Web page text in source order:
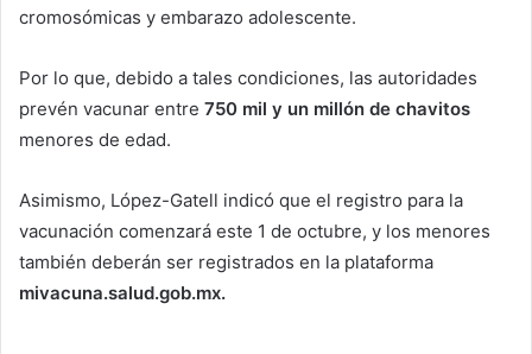
cromosómicas y embarazo adolescente.
Por lo que, debido a tales condiciones, las autoridades
prevén vacunar entre 750 mil y un millón de chavitos
menores de edad.
Asimismo, López-Gatell indicó que el registro para la
vacunación comenzará este 1 de octubre, y los menores
también deberán ser registrados en la plataforma
mivacuna.salud.gob.mx.